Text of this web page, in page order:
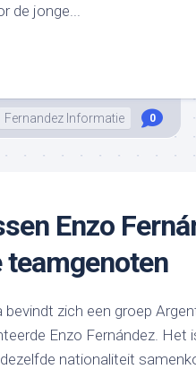
de jonge...
Fernandez Informatie 0
Enzo
bevindt zich een groep
Enzo Fernández. Het
nationaliteit